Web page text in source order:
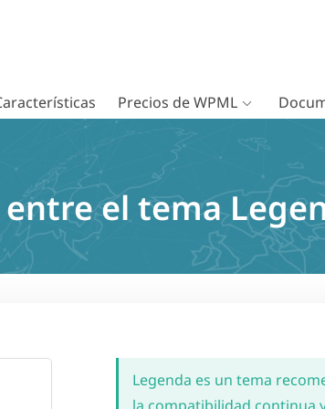
Precios de WPML
el tema
Legenda es un tema